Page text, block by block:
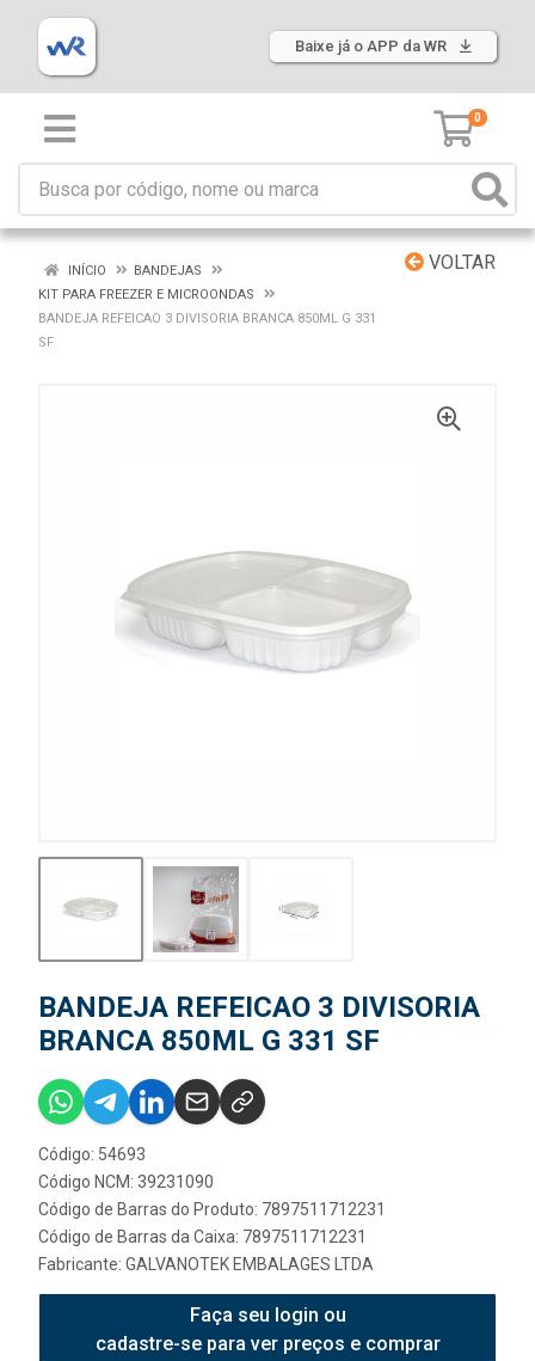
Baixe já o APP da WR
0
VOLTAR
INÍCIO
BANDEJAS
KIT PARA FREEZER E MICROONDAS
BANDEJA REFEICAO 3 DIVISORIA BRANCA 850ML G 331
SF
BANDEJA REFEICAO 3 DIVISORIA
BRANCA 850ML G 331 SF
Código: 54693
Código NCM: 39231090
Código de Barras do Produto: 7897511712231
Código de Barras da Caixa: 7897511712231
Fabricante: GALVANOTEK EMBALAGES LTDA
Faça seu login ou
cadastre-se para ver preços e comprar